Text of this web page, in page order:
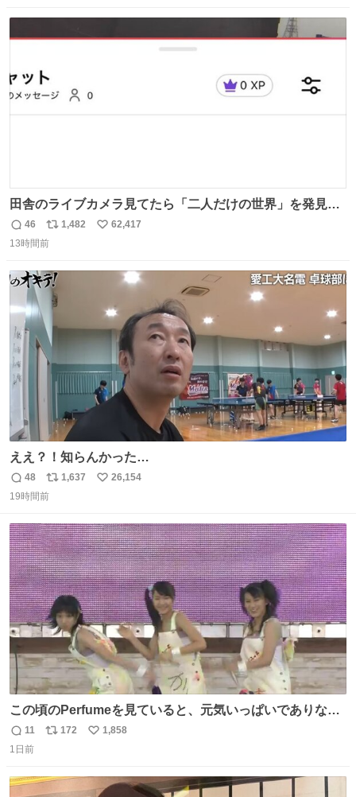
田舎のライブカメラ見てたら「二人だけの世界」を発見し
た
返
信
46
リ
ポ
ト
数
1,482
い
62,417
13時間前
ええ？！知らんかった…
返
信
48
リ
ポ
ト
数
1,637
い
数
26,154
19時間前
この頃のPerfumeを見ていると、元気いっぱいでありなが
ら決して感情に任せすぎることなく、しっかりと制御され
たダンスであることに新鮮に驚く。3人のあげた足の向き
こから積み重ねてきた努力や練習量が見て取れる…
返
信
11
リ
172
い
数
1,858
1日前